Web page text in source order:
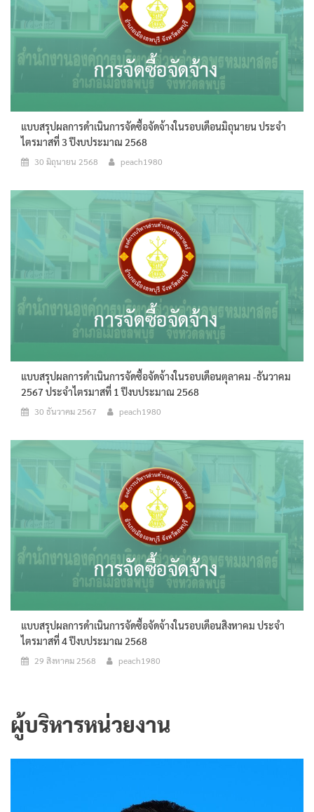
แบบสรุปผลการดำเนินการจัดซื้อจัดจ้างในรอบเดือนมิถุนายน ประจำ
ไตรมาสที่ 3 ปีงบประมาณ 2568
30 มิถุนายน 2568 peach1980
แบบสรุปผลการดำเนินการจัดซื้อจัดจ้างในรอบเดือนตุลาคม -ธันวาคม
2567 ประจำไตรมาสที่ 1 ปีงบประมาณ 2568
30 ธันวาคม 2567 peach1980
แบบสรุปผลการดำเนินการจัดซื้อจัดจ้างในรอบเดือนสิงหาคม ประจำ
ไตรมาสที่ 4 ปีงบประมาณ 2568
29 สิงหาคม 2568 peach1980
ผู้บริหารหน่วยงาน